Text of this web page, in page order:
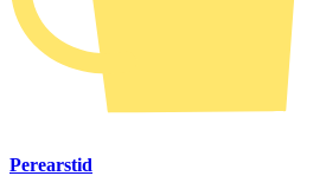
Perearstid